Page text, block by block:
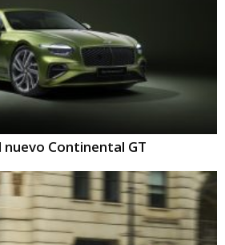
Continental GT